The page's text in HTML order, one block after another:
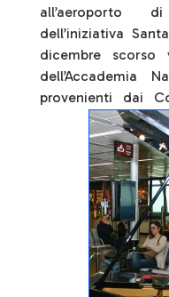
all’aeroporto
dell’iniziativa
dicembre
dell’Accademia
provenienti dai